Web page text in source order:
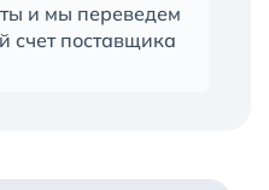
и мы переведем
счет поставщика